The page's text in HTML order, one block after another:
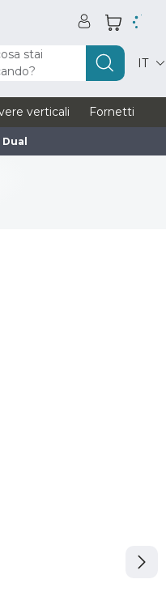
stai
IT
verticali Fornetti